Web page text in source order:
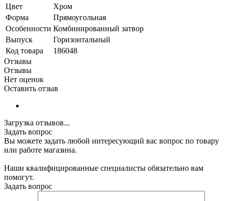
Цвет
Хром
Форма
Прямоугольная
Особенности Комбинированный затвор
Выпуск
Горизонтальный
Код товара
186048
Отзывы
Отзывы
Нет оценок
Оставить отзыв
Загрузка отзывов...
Задать вопрос
Вы можете задать любой интересующий вас вопрос по товару
или работе магазина.
Наши квалифицированные специалисты обязательно вам
помогут.
Задать вопрос